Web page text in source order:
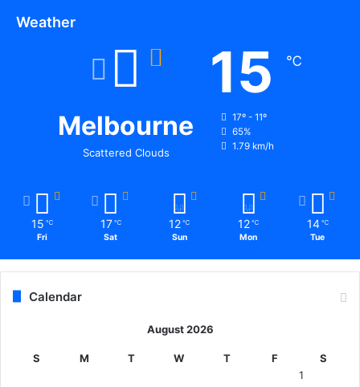
Weather
Melbourne
Scattered Clouds
15 ℃
17º - 11º
65%
1.79 km/h
15 ℃
Fri
17 ℃
Sat
12 ℃
Sun
12 ℃
Mon
14 ℃
Tue
Calendar
August 2026
S M T W T F
S
1